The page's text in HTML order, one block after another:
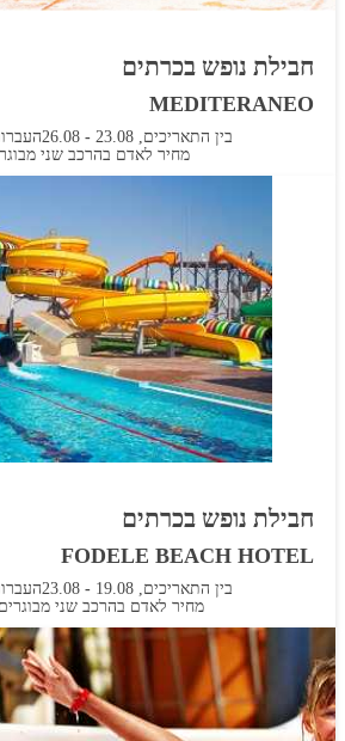
חבילת נופש בכרתים
בין התאריכים, -
26.08
MEDITERANEO
מחיר לאדם בהרכב שני
חבילת נופש בכרתים
בין התאריכים, -
23.08
FODELE BEACH HOTEL
מחיר לאדם בהרכב שני